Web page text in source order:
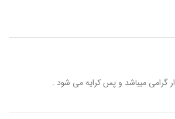
گرامی میباشد و پس کرایه می شود .